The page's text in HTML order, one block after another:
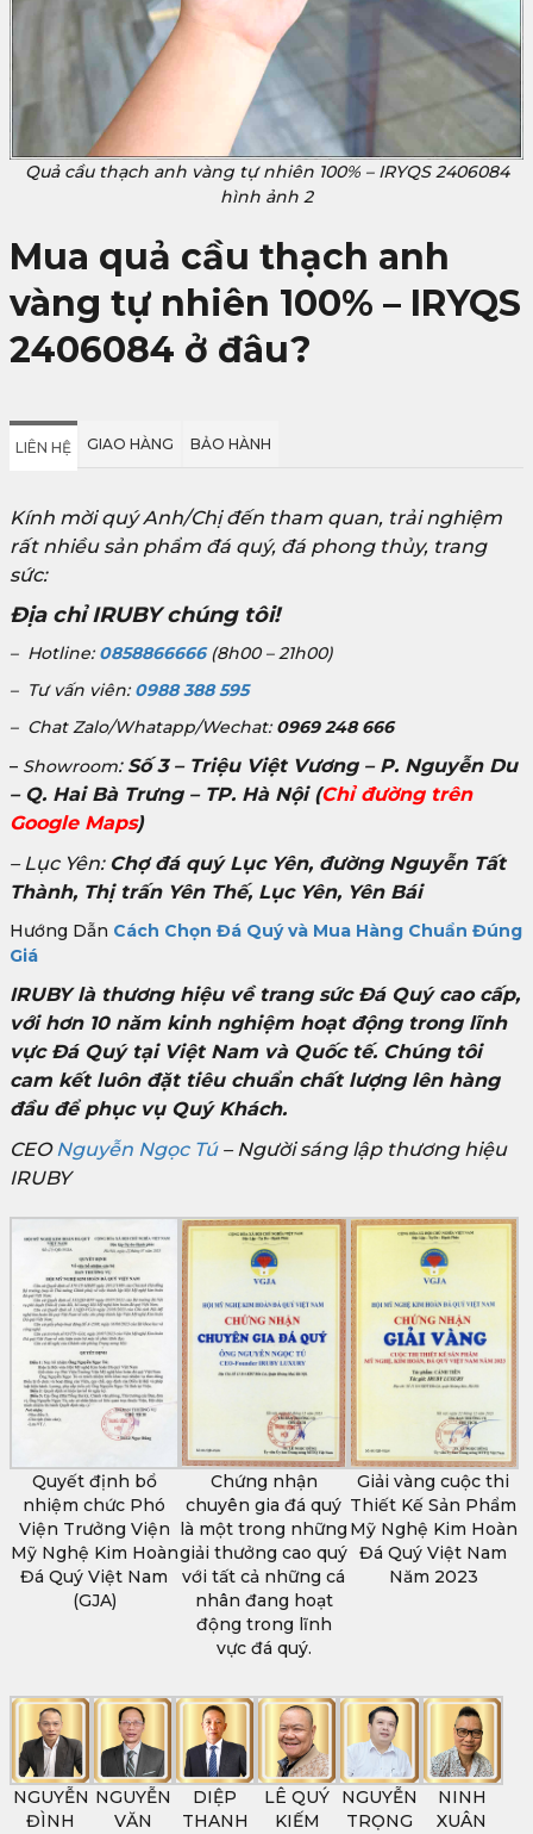
Quả cầu thạch anh vàng tự nhiên 100% – IRYQS 2406084
hình ảnh 2
Mua quả cầu thạch anh
vàng tự nhiên 100% – IRYQS
2406084 ở đâu?
LIÊN HỆ GIAO HÀNG BẢO HÀNH
Kính mời quý Anh/Chị đến tham quan, trải nghiệm
rất nhiều sản phẩm đá quý, đá phong thủy, trang
sức:
Địa chỉ IRUBY chúng tôi!
– Hotline: 0858866666(8h00 – 21h00)
– Tư vấn viên: 0988 388 595
– Chat Zalo/Whatapp/Wechat: 0969 248 666
– Showroom: Số 3 – Triệu Việt Vương – P. Nguyễn Du
– Q. Hai Bà Trưng – TP. Hà Nội(Chỉ đường trên
Google Maps)
– Lục Yên: Chợ đá quý Lục Yên, đường Nguyễn Tất
Thành, Thị trấn Yên Thế, Lục Yên, Yên Bái
Hướng Dẫn Cách Chọn Đá Quý và Mua Hàng Chuẩn Đúng
Giá
IRUBY là thương hiệu về trang sức Đá Quý cao cấp,
với hơn 10 năm kinh nghiệm hoạt động trong lĩnh
vực Đá Quý tại Việt Nam và Quốc tế. Chúng tôi
cam kết luôn đặt tiêu chuẩn chất lượng lên hàng
đầu để phục vụ Quý Khách.
CEONguyễn Ngọc Tú– Người sáng lập thương hiệu
IRUBY
Quyết định bổ
nhiệm chức Phó
Viện Trưởng Viện
Mỹ Nghệ Kim Hoàn
Đá Quý Việt Nam
(GJA)
Chứng nhận
chuyên gia đá quý
là một trong những
giải thưởng cao quý
với tất cả những cá
nhân đang hoạt
động trong lĩnh
vực đá quý.
Giải vàng cuộc thi
Thiết Kế Sản Phẩm
Mỹ Nghệ Kim Hoàn
Đá Quý Việt Nam
Năm 2023
NGUYỄN
ĐÌNH
NGUYỄN
VĂN
DIỆP
THANH
LÊ QUÝ
KIẾM
NGUYỄN
TRỌNG
NINH
XUÂN